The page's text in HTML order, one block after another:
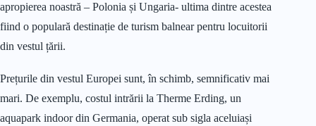
apropierea noastră – Polonia și Ungaria- ultima dintre acestea
fiind o populară destinație de turism balnear pentru locuitorii
din vestul țării.
Prețurile din vestul Europei sunt, în schimb, semnificativ mai
mari. De exemplu, costul intrării la Therme Erding, un
aquapark indoor din Germania, operat sub sigla aceluiași